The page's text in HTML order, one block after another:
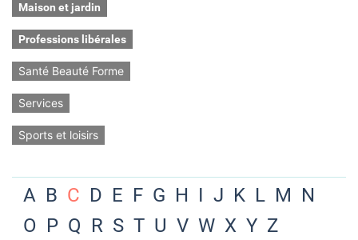
Maison et jardin
Professions libérales
Santé Beauté Forme
Services
Sports et loisirs
A B C D E F G H I J K L M N
O P Q R S T U V W X Y Z